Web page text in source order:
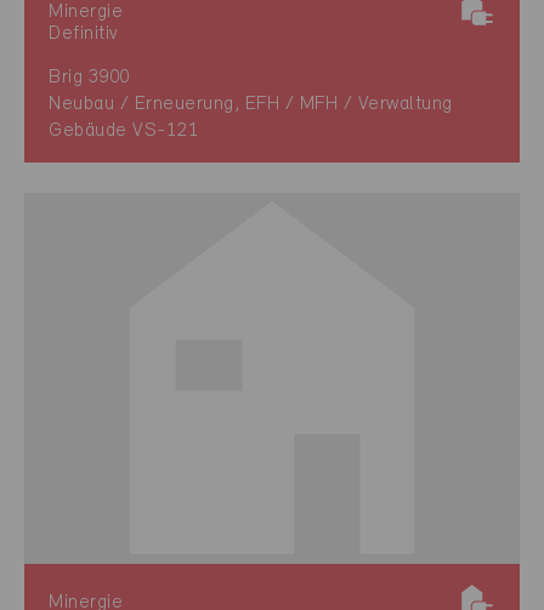
Minergie
Definitiv
Brig 3900
Neubau / Erneuerung, EFH / MFH / Verwaltung
Gebäude VS-121
Minergie